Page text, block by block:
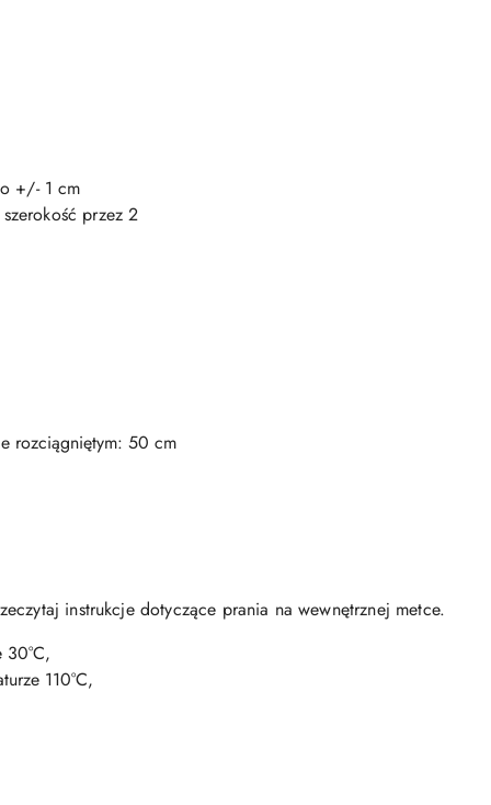
+/- 1 cm
przez 2
rozciągniętym: 50 cm
instrukcje dotyczące prania na wewnętrznej metce.
30°C,
110°C,